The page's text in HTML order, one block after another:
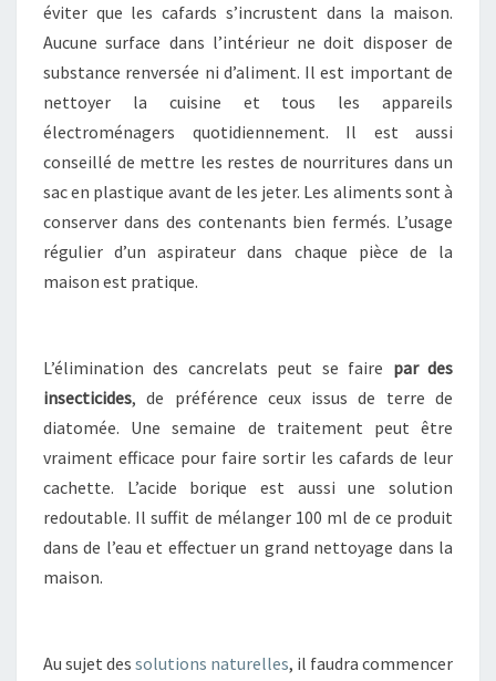
éviter que les cafards s’incrustent dans la maison.
Aucune surface dans l’intérieur ne doit disposer de
substance renversée ni d’aliment. Il est important de
nettoyer la cuisine et tous les appareils
électroménagers quotidiennement. Il est aussi
conseillé de mettre les restes de nourritures dans un
sac en plastique avant de les jeter. Les aliments sont à
conserver dans des contenants bien fermés. L’usage
régulier d’un aspirateur dans chaque pièce de la
maison est pratique.
L’élimination des cancrelats peut se faire par des
insecticides, de préférence ceux issus de terre de
diatomée. Une semaine de traitement peut être
vraiment efficace pour faire sortir les cafards de leur
cachette. L’acide borique est aussi une solution
redoutable. Il suffit de mélanger 100 ml de ce produit
dans de l’eau et effectuer un grand nettoyage dans la
maison.
Au sujet des solutions naturelles, il faudra commencer